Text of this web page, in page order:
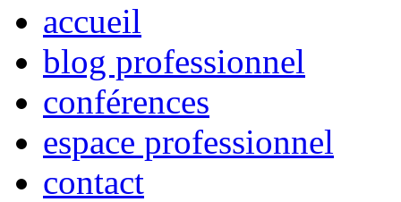
accueil
blog professionnel
conférences
espace professionnel
contact